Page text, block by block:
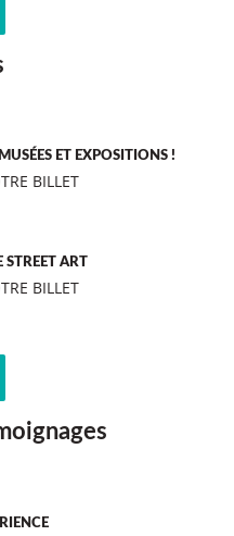
MUSÉES ET EXPOSITIONS !
BILLET
STREET ART
BILLET